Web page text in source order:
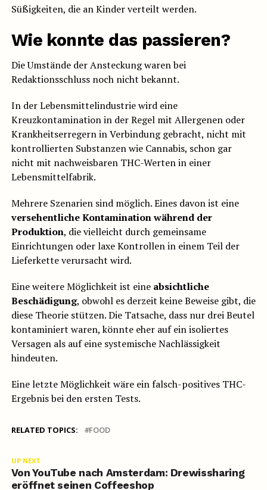
Süßigkeiten, die an Kinder verteilt werden.
Wie konnte das passieren?
Die Umstände der Ansteckung waren bei
Redaktionsschluss noch nicht bekannt.
In der Lebensmittelindustrie wird eine
Kreuzkontamination in der Regel mit Allergenen oder
Krankheitserregern in Verbindung gebracht, nicht mit
kontrollierten Substanzen wie Cannabis, schon gar
nicht mit nachweisbaren THC-Werten in einer
Lebensmittelfabrik.
Mehrere Szenarien sind möglich. Eines davon ist eine
versehentliche Kontamination während der
Produktion, die vielleicht durch gemeinsame
Einrichtungen oder laxe Kontrollen in einem Teil der
Lieferkette verursacht wird.
Eine weitere Möglichkeit ist eine absichtliche
Beschädigung, obwohl es derzeit keine Beweise gibt, die
diese Theorie stützen. Die Tatsache, dass nur drei Beutel
kontaminiert waren, könnte eher auf ein isoliertes
Versagen als auf eine systemische Nachlässigkeit
hindeuten.
Eine letzte Möglichkeit wäre ein falsch-positives THC-
Ergebnis bei den ersten Tests.
RELATED TOPICS: FOOD
UP NEXT
Von YouTube nach Amsterdam: Drewissharing
eröffnet seinen Coffeeshop